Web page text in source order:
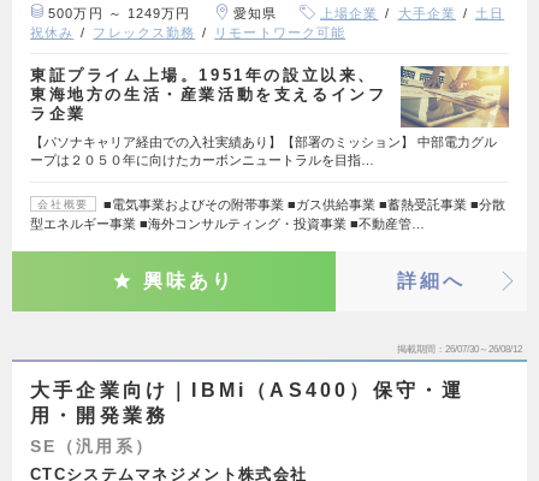
500万円 ～ 1249万円 愛知県 上場企業 大手企業
土日
祝休み
フレックス勤務 リモートワーク可能
東証プライム上場。1951年の設立以来、
東海地方の生活・産業活動を支えるインフ
ラ企業
【パソナキャリア経由での入社実績あり】【部署のミッション】 中部電力グル
ープは２０５０年に向けたカーボンニュートラルを目指…
会社概要
■電気事業およびその附帯事業 ■ガス供給事業 ■蓄熱受託事業 ■分散
型エネルギー事業 ■海外コンサルティング・投資事業 ■不動産管…
興味あり 詳細へ
掲載期間 26/07/30～26/08/12
大手企業向け｜IBMi（AS400）保守・運
用・開発業務
SE（汎用系）
CTCシステムマネジメント株式会社